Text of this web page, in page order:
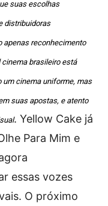
suas escolhas
distribuidoras
apenas reconhecimento
brasileiro está
um cinema uniforme, mas
suas apostas, e atento
. Yellow Cake já
Para Mim e
essas vozes
O próximo